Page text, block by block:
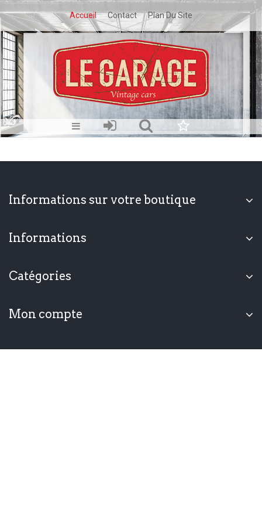
Accueil Contact Plan Du Site
Informations sur votre boutique
Informations
Catégories
Mon compte